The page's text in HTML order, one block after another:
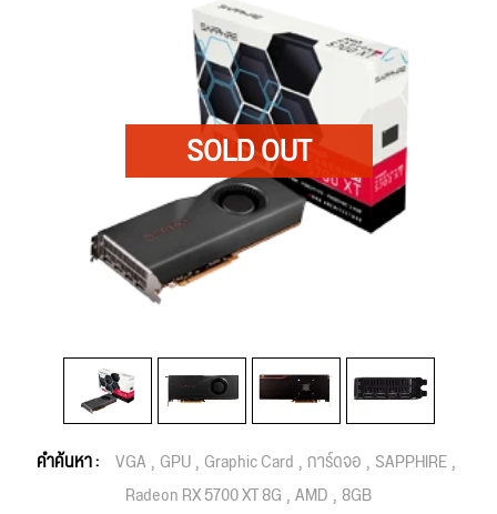
คำค้นหา : VGA GPU Graphic Card การ์ดจอ SAPPHIRE
Radeon RX 5700 XT 8G AMD 8GB